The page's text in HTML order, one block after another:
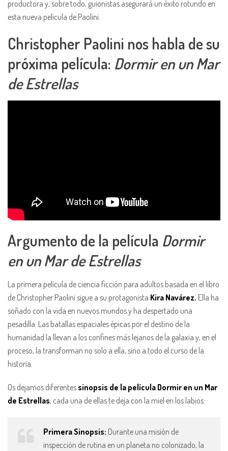
productora y, sobre todo, guionistas asegurará un éxito rotundo en
esta nueva película de Paolini.
Christopher Paolini nos habla de su
próxima película: Dormir en un Mar
de Estrellas
Argumento de la película Dormir
en un Mar de Estrellas
La primera película de ciencia ficción para adultos basada en el libro
de Christopher Paolini sigue a su protagonista Kira Navárez. Ella ha
soñado con la vida en nuevos mundos y ha despertado una
pesadilla. Las batallas espaciales épicas por el destino de la
humanidad la llevan a los confines más lejanos de la galaxia y, en el
proceso, la transforman no solo a ella, sino a todo el curso de la
historia.
Os dejamos diferentes sinopsis de la película Dormir en un Mar
de Estrellas, cada una de ellas te deja con la miel en los labios:
Primera Sinopsis: Durante una misión de
inspección de rutina en un planeta no colonizado, la